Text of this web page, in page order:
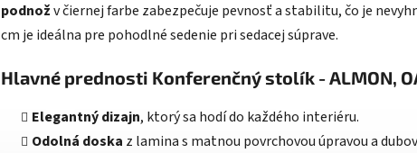
podnožv čiernej farbe zabezpečuje pevnosť a stabilitu, čo je
cm je ideálna pre pohodlné sedenie pri sedacej súprave.
Hlavné prednosti Konferenčný stolík - ALMON,
Elegantný dizajn, ktorý sa hodí do každého interiéru.
Odolná doska z lamina s matnou povrchovou úpravou a